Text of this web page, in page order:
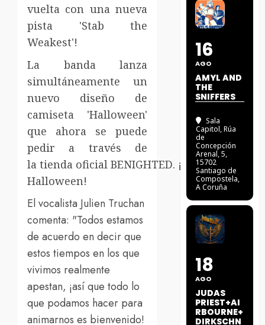
vuelta con una nueva
pista 'Stab the
Weakest'!
La banda lanza
simultáneamente un
nuevo diseño de
camiseta 'Halloween'
que ahora se puede
pedir a través de
la tienda oficial BENIGHTED. ¡Feliz
Halloween!
El vocalista Julien Truchan
comenta: "Todos estamos
de acuerdo en decir que
estos tiempos en los que
vivimos realmente
apestan, ¡así que todo lo
que podamos hacer para
animarnos es bienvenido!
16
AGO
AMYL AND
THE
SNIFFERS
Sala
Capitol, Rúa
de
Concepción
Arenal, 5,
15702
Santiago de
Compostela,
A Coruña
18
AGO
JUDAS
PRIEST+AI
RBOURNE+
DIRKSCHN